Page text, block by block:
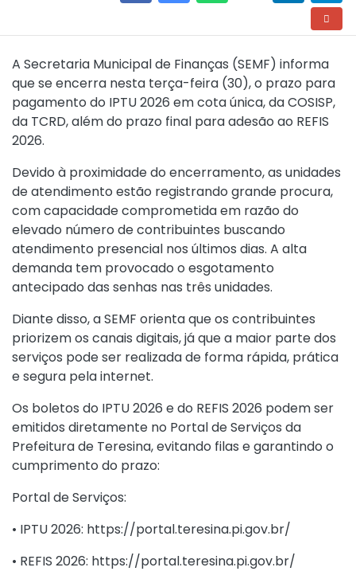
A Secretaria Municipal de Finanças (SEMF) informa
que se encerra nesta terça-feira (30), o prazo para
pagamento do IPTU 2026 em cota única, da COSISP,
da TCRD, além do prazo final para adesão ao REFIS
2026.
Devido à proximidade do encerramento, as unidades
de atendimento estão registrando grande procura,
com capacidade comprometida em razão do
elevado número de contribuintes buscando
atendimento presencial nos últimos dias. A alta
demanda tem provocado o esgotamento
antecipado das senhas nas três unidades.
Diante disso, a SEMF orienta que os contribuintes
priorizem os canais digitais, já que a maior parte dos
serviços pode ser realizada de forma rápida, prática
e segura pela internet.
Os boletos do IPTU 2026 e do REFIS 2026 podem ser
emitidos diretamente no Portal de Serviços da
Prefeitura de Teresina, evitando filas e garantindo o
cumprimento do prazo:
Portal de Serviços:
• IPTU 2026: https://portal.teresina.pi.gov.br/
• REFIS 2026: https://portal.teresina.pi.gov.br/